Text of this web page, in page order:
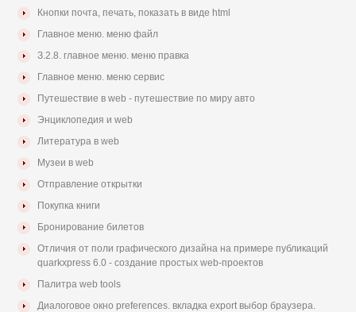
Кнопки почта, печать, показать в виде html
Главное меню. меню файл
З.2.8. главное меню. меню правка
Главное меню. меню сервис
Путешествие в web - путешествие по миру авто
Энциклопедия и web
Литература в web
Музеи в web
Отправление открытки
Покупка книги
Бронирование билетов
Отличия от поли графического дизайна на примере публикаций
quarkxpress 6.0 - создание простых web-проектов
Палитра web tools
Диалоговое окно preferences. вкладка export выбор браузера.